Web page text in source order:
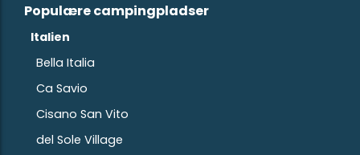
Populære campingpladser
Italien
Bella Italia
Ca Savio
Cisano San Vito
del Sole Village